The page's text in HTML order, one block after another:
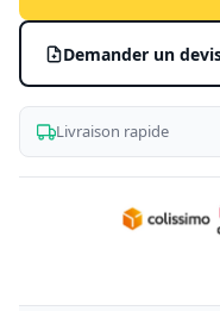
Demander un
Livraison rapide